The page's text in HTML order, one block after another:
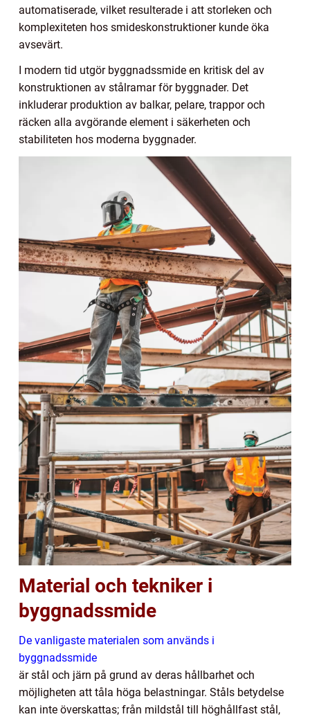
automatiserade, vilket resulterade i att storleken och
komplexiteten hos smideskonstruktioner kunde öka
avsevärt.
I modern tid utgör byggnadssmide en kritisk del av
konstruktionen av stålramar för byggnader. Det
inkluderar produktion av balkar, pelare, trappor och
räcken alla avgörande element i säkerheten och
stabiliteten hos moderna byggnader.
Material och tekniker i
byggnadssmide
De vanligaste materialen som används i
byggnadssmide
är stål och järn på grund av deras hållbarhet och
möjligheten att tåla höga belastningar. Ståls betydelse
kan inte överskattas; från mildstål till höghållfast stål,